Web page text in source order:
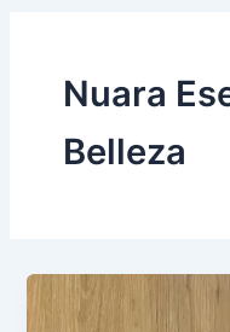
Nuara
Belleza